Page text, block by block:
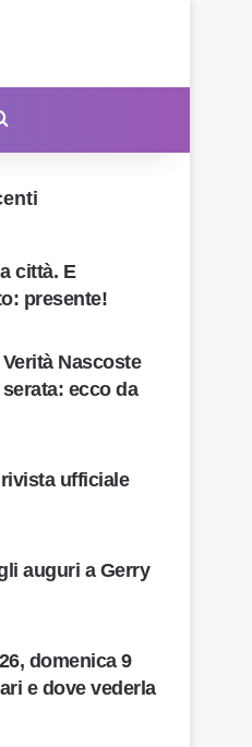
città. E
presente!
Nascoste
ecco da
ufficiale
auguri a Gerry
domenica 9
e dove vederla